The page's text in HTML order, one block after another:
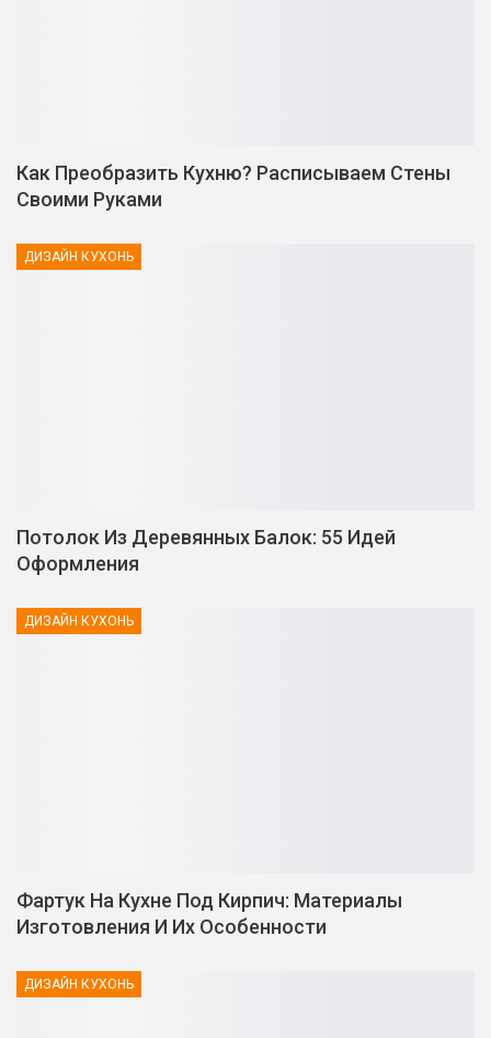
Как Преобразить Кухню? Расписываем Стены
Своими Руками
ДИЗАЙН КУХОНЬ
Потолок Из Деревянных Балок: 55 Идей
Оформления
ДИЗАЙН КУХОНЬ
Фартук На Кухне Под Кирпич: Материалы
Изготовления И Их Особенности
ДИЗАЙН КУХОНЬ